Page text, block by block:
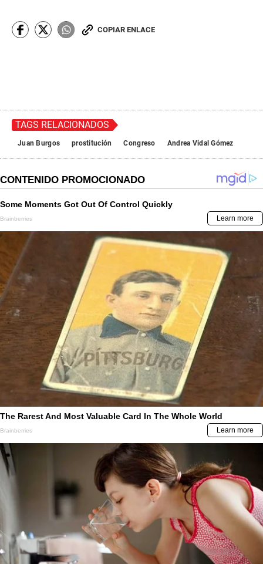
COPIAR ENLACE
TAGS RELACIONADOS
Juan Burgos prostitución Congreso Andrea Vidal Gómez